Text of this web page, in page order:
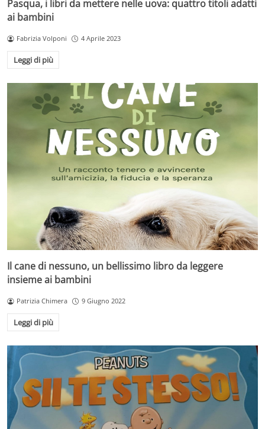
Pasqua, i libri da mettere nelle uova: quattro titoli adatti
ai bambini
Fabrizia Volponi 4 Aprile 2023
Leggi di più
Il cane di nessuno, un bellissimo libro da leggere
insieme ai bambini
Patrizia Chimera 9 Giugno 2022
Leggi di più